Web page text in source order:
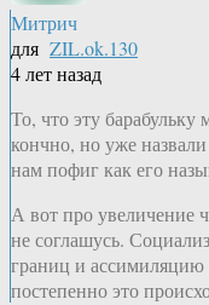
Митрич
для ZIL.ok.130
4 лет назад
То, что эту
кончно, но уже
нам пофиг как его
А вот про увеличение
не соглашусь.
границ и ассимиляцию
постепенно это